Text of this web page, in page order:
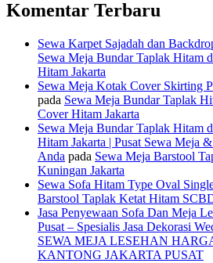
Komentar Terbaru
Sewa Karpet Sajadah dan
Sewa Meja Bundar Taplak Hitam
Hitam Jakarta
Sewa Meja Kotak Cover Skirting
pada Sewa Meja Bundar Taplak
Cover Hitam Jakarta
Sewa Meja Bundar Taplak Hitam
Hitam Jakarta | Pusat Sewa Meja
Anda pada Sewa Meja Barstool
Kuningan Jakarta
Sewa Sofa Hitam Type Oval
Barstool Taplak Ketat Hitam
Jasa Penyewaan Sofa Dan Meja
Pusat – Spesialis Jasa Dekorasi
SEWA MEJA LESEHAN
KANTONG JAKARTA PUSAT